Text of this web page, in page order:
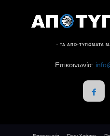
- ΤΑ ΑΠΟ-ΤΥΠΩΜΑΤΑ
Επικοινωνία: